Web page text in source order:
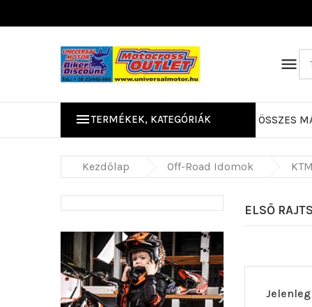

TERMÉKEK, KATEGÓRIÁK ÖSSZES
Kezdőlap Off-Road Idomok
ELSŐ